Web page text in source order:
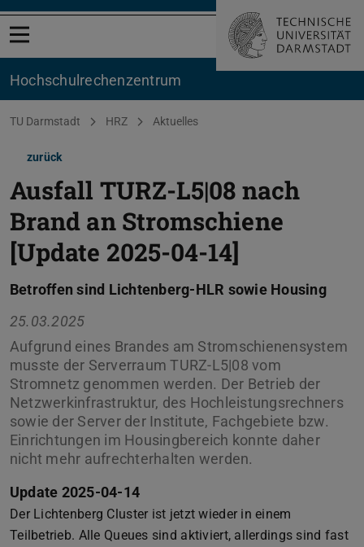
Menü öffnen
Hochschul­rechenzentrum
Sie befinden sich hier:
TU Darmstadt HRZ Aktuelles
zurück
Ausfall TURZ-L5|08 nach
Brand an Stromschiene
[Update 2025-04-14]
Betroffen sind Lichtenberg-HLR sowie Housing
25.03.2025
Aufgrund eines Brandes am Stromschienensystem
musste der Serverraum TURZ-L5|08 vom
Stromnetz genommen werden. Der Betrieb der
Netzwerkinfrastruktur, des Hochleistungsrechners
sowie der Server der Institute, Fachgebiete bzw.
Einrichtungen im Housingbereich konnte daher
nicht mehr aufrechterhalten werden.
Update 2025-04-14
Der Lichtenberg Cluster ist jetzt wieder in einem
Teilbetrieb. Alle Queues sind aktiviert, allerdings sind fast